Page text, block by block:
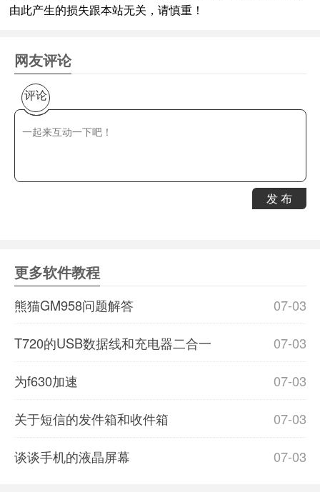
由此产生的损失跟本站无关，请慎重！
网友评论
评论
发 布
更多软件教程
07-03
熊猫GM958问题解答
07-03
T720的USB数据线和充电器二合一
07-03
为f630加速
07-03
关于短信的发件箱和收件箱
07-03
谈谈手机的液晶屏幕